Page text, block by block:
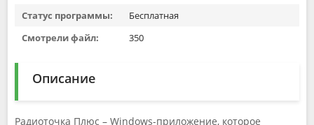
Статус программы:
Бесплатная
Смотрели файл:
350
Описание
Радиоточка Плюс – Windows-приложение, которое